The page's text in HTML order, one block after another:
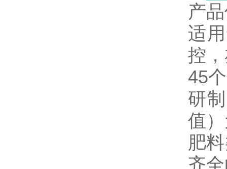
产
适
控
45
研
值
肥
齐